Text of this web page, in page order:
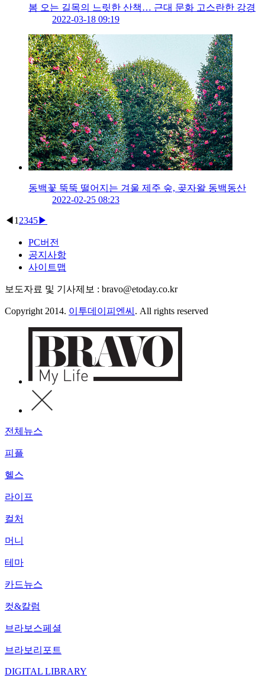
봄 오는 길목의 느릿한 산책… 근대 문화 고스란한 강경
2022-03-18 09:19
동백꽃 뚝뚝 떨어지는 겨울 제주 숲, 곶자왈 동백동산
2022-02-25 08:23
◀ 1 2345▶
PC버전
공지사항
사이트맵
보도자료 및 기사제보 : bravo@etoday.co.kr
Copyright 2014. 이투데이피엔씨 . All rights reserved
전체뉴스
피플
헬스
라이프
컬처
머니
테마
카드뉴스
컷&칼럼
브라보스페셜
브라보리포트
DIGITAL LIBRARY